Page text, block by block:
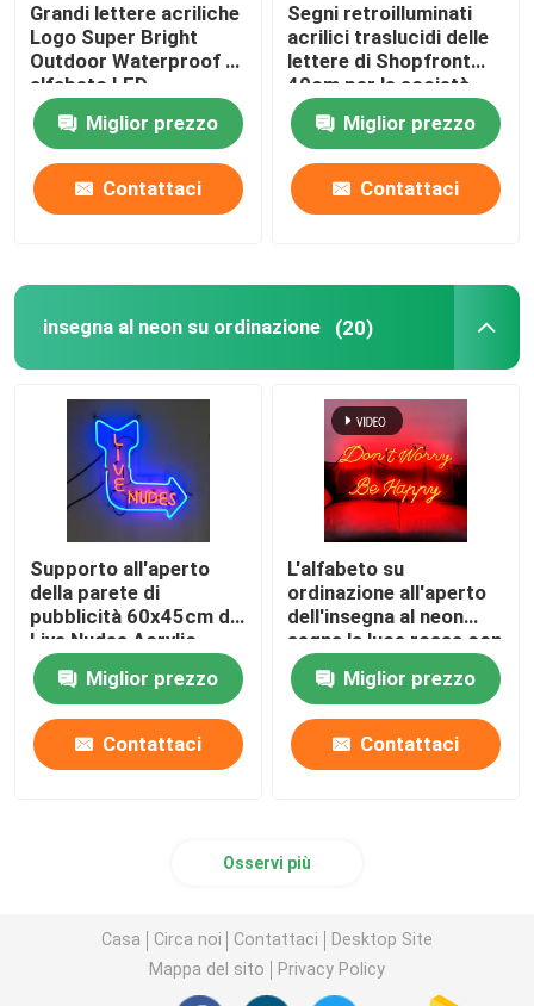
Grandi lettere acriliche
Logo Super Bright
Outdoor Waterproof di
alfabeto LED
Miglior prezzo
Contattaci
Segni retroilluminati
acrilici traslucidi delle
lettere di Shopfront
40cm per le società
Miglior prezzo
Contattaci
insegna al neon su ordinazione (20)
Supporto all'aperto
della parete di
pubblicità 60x45cm di
Live Nudes Acrylic
Neon Sign
Miglior prezzo
Contattaci
L'alfabeto su
ordinazione all'aperto
dell'insegna al neon
segna la luce rossa con
lettere 12VDC
Miglior prezzo
Contattaci
Osservi più
Casa Circa noi Contattaci
Desktop Site
Mappa del sito
Privacy Policy